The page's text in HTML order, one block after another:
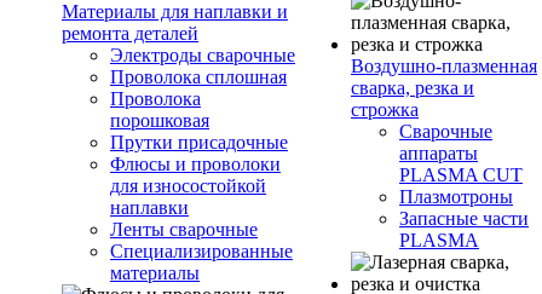
Материалы для наплавки и
ремонта деталей
Электроды сварочные
Проволока сплошная
Проволока
порошковая
Прутки присадочные
Флюсы и проволоки
для износостойкой
наплавки
Ленты сварочные
Специализированные
материалы
Воздушно-плазменная
сварка, резка и
строжка
Сварочные
аппараты
PLASMA CUT
Плазмотроны
Запасные части
PLASMA